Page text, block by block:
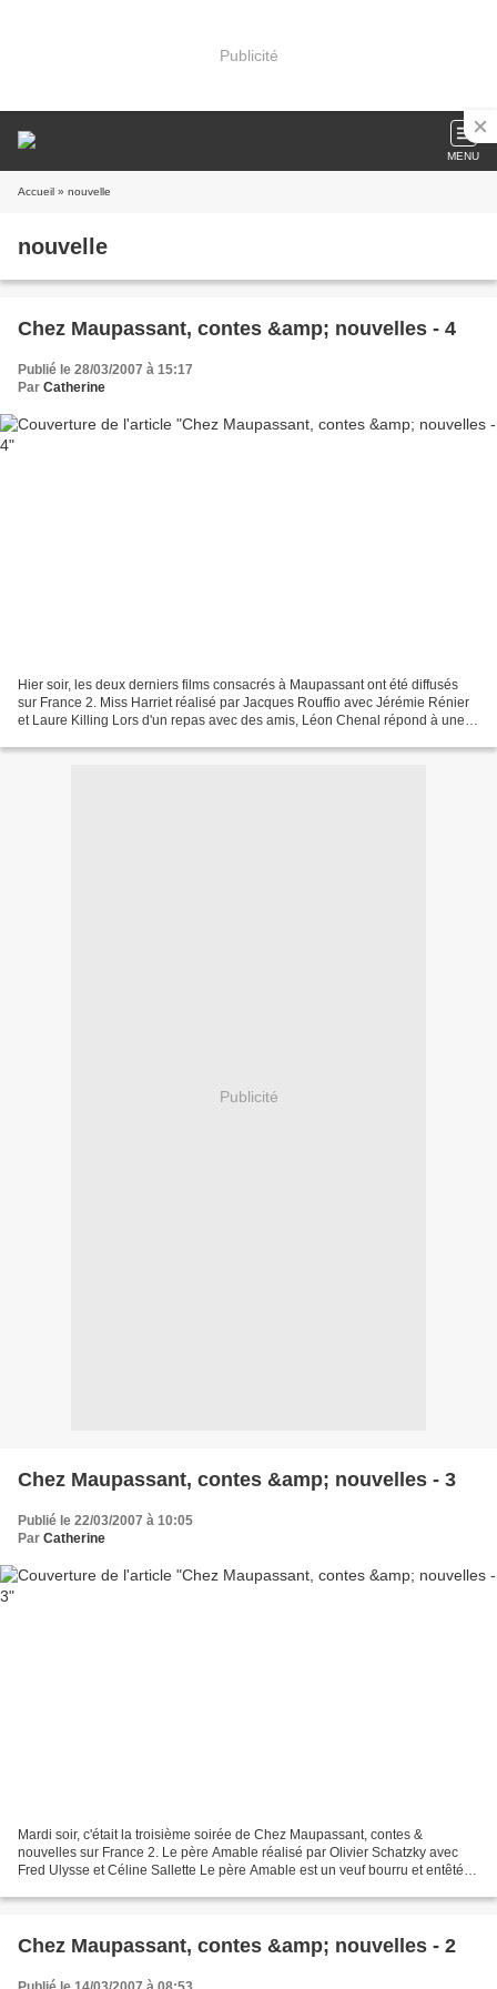
Publicité
MENU
Accueil » nouvelle
nouvelle
Chez Maupassant, contes &amp; nouvelles - 4
Publié le 28/03/2007 à 15:17
Par Catherine
Hier soir, les deux derniers films consacrés à Maupassant ont été diffusés
sur France 2. Miss Harriet réalisé par Jacques Rouffio avec Jérémie Rénier
et Laure Killing Lors d'un repas avec des amis, Léon Chenal répond à une
Publicité
Chez Maupassant, contes &amp; nouvelles - 3
Publié le 22/03/2007 à 10:05
Par Catherine
Mardi soir, c'était la troisième soirée de Chez Maupassant, contes &
nouvelles sur France 2. Le père Amable réalisé par Olivier Schatzky avec
Fred Ulysse et Céline Sallette Le père Amable est un veuf bourru et entêté
Chez Maupassant, contes &amp; nouvelles - 2